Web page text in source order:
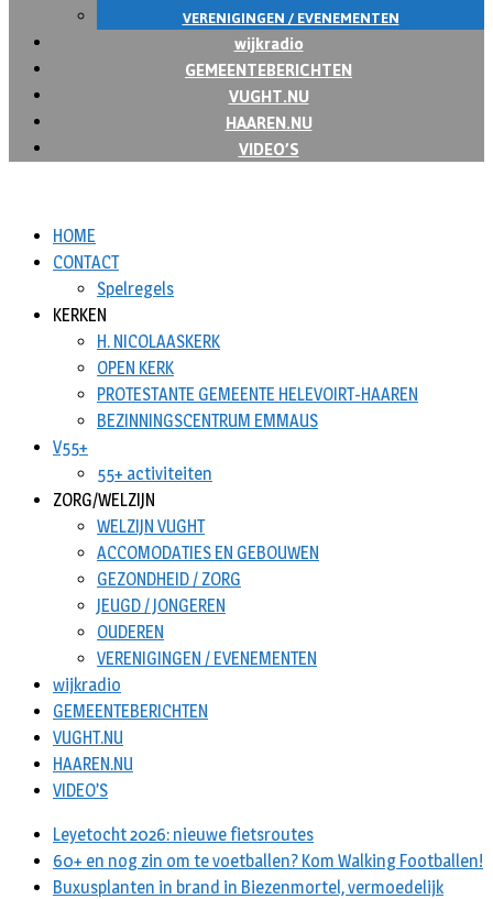
VERENIGINGEN / EVENEMENTEN
wijkradio
GEMEENTEBERICHTEN
VUGHT.NU
HAAREN.NU
VIDEO’S
HOME
CONTACT
Spelregels
KERKEN
H. NICOLAASKERK
OPEN KERK
PROTESTANTE GEMEENTE HELEVOIRT-HAAREN
BEZINNINGSCENTRUM EMMAUS
V55+
55+ activiteiten
ZORG/WELZIJN
WELZIJN VUGHT
ACCOMODATIES EN GEBOUWEN
GEZONDHEID / ZORG
JEUGD / JONGEREN
OUDEREN
VERENIGINGEN / EVENEMENTEN
wijkradio
GEMEENTEBERICHTEN
VUGHT.NU
HAAREN.NU
VIDEO’S
Leyetocht 2026: nieuwe fietsroutes
60+ en nog zin om te voetballen? Kom Walking Footballen!
Buxusplanten in brand in Biezenmortel, vermoedelijk